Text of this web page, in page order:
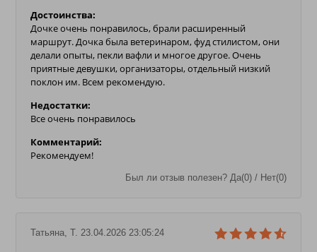
Достоинства:
Дочке очень понравилось, брали расширенный
маршрут. Дочка была ветеринаром, фуд стилистом, они
делали опыты, пекли вафли и многое другое. Очень
приятные девушки, организаторы, отдельный низкий
поклон им. Всем рекомендую.
Недостатки:
Все очень понравилось
Комментарий:
Рекомендуем!
Был ли отзыв полезен? Да(0) / Нет(0)
Татьяна, T. 23.04.2026 23:05:24